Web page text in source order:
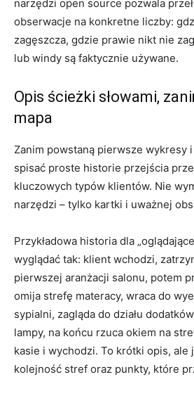
narzędzi open source pozwala
obserwacje na konkretne liczby:
zagęszcza, gdzie prawie nikt nie
lub windy są faktycznie używane.
Opis ścieżki słowami,
mapa
Zanim powstaną pierwsze wykresy
spisać proste historie przejścia
kluczowych typów klientów. Nie
narzędzi – tylko kartki i uważnej
Przykładowa historia dla
wyglądać tak: klient wchodzi,
pierwszej aranżacji salonu, potem
omija strefę materacy, wraca do
sypialni, zagląda do działu
lampy, na końcu rzuca okiem na
kasie i wychodzi. To krótki opis, ale
kolejność stref oraz punkty, które